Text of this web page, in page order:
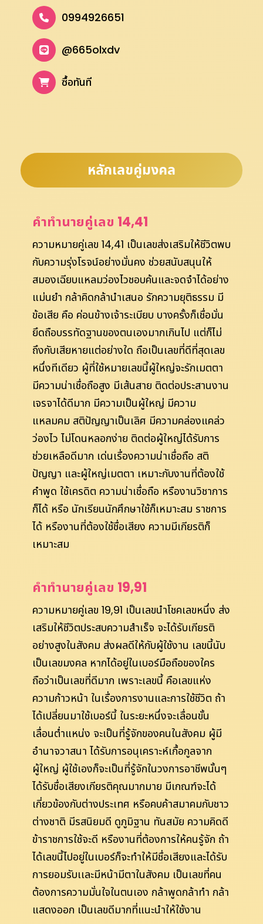
0994926651
@665olxdv
ซื้อทันที
หลักเลขคู่มงคล
คำทำนายคู่เลข 14,41
ความหมายคู่เลข 14,41 เป็นเลขส่งเสริมให้ชีวิตพบ
กับความรุ่งโรจน์อย่างมั่นคง ช่วยสนับสนุนให้
สมองเฉียบแหลมว่องไวชอบค้นและจดจำได้อย่าง
แม่นยำ กล้าคิดกล้านำเสนอ รักความยุติธรรม มี
ข้อเสีย คือ ค่อนข้างเจ้าระเบียบ บางครั้งก็เชื่อมั่น
ยึดถือบรรทัดฐานของตนเองมากเกินไป แต่ก็ไม่
ถึงกับเสียหายแต่อย่างใด ถือเป็นเลขที่ดีที่สุดเลข
หนึ่งทีเดียว ผู้ที่ใช้หมายเลขนี้ผู้ใหญ่จะรักเมตตา
มีความน่าเชื่อถือสูง มีเส้นสาย ติดต่อประสานงาน
เจรจาได้ดีมาก มีความเป็นผู้ใหญ่ มีความ
แหลมคม สติปัญญาเป็นเลิศ มีความคล่องแคล่ว
ว่องไว ไม่โดนหลอกง่าย ติดต่อผู้ใหญ่ได้รับการ
ช่วยเหลือดีมาก เด่นเรื่องความน่าเชื่อถือ สติ
ปัญญา และผู้ใหญ่เมตตา เหมาะกับงานที่ต้องใช้
คำพูด ใช้เครดิต ความน่าเชื่อถือ หรืองานวิชาการ
ก็ได้ หรือ นักเรียนนักศึกษาใช้ก็เหมาะสม ราชการ
ได้ หรืองานที่ต้องใช้ชื่อเสียง ความมีเกียรติก็
เหมาะสม
คำทำนายคู่เลข 19,91
ความหมายคู่เลข 19,91 เป็นเลขนำโชคเลขหนึ่ง ส่ง
เสริมให้ชีวิตประสบความสำเร็จ จะได้รับเกียรติ
อย่างสูงในสังคม ส่งผลดีให้กับผู้ใช้งาน เลขนี้นับ
เป็นเลขมงคล หากได้อยู่ในเบอร์มือถือของใคร
ถือว่าเป็นเลขที่ดีมาก เพราะเลขนี้ คือเลขแห่ง
ความก้าวหน้า ในเรื่องการงานและการใช้ชีวิต ถ้า
ได้เปลี่ยนมาใช้เบอร์นี้ ในระยะหนึ่งจะเลื่อนขั้น
เลื่อนต่ำแหน่ง จะเป็นที่รู้จักของคนในสังคม ผู้มี
อำนาจวาสนา ได้รับการอนุเคราะห์เกื้อกูลจาก
ผู้ใหญ่ ผู้ใช้เองก็จะเป็นที่รู้จักในวงการอาชีพนั้นๆ
ได้รับชื่อเสียงเกียรติคุณมากมาย มีเกณฑ์จะได้
เกี่ยวข้องกับต่างประเทศ หรือคบค้าสมาคมกับชาว
ต่างชาติ มีรสนิยมดี ดูภูมิฐาน ทันสมัย ความคิดดี
ข้าราชการใช้จะดี หรืองานที่ต้องการให้คนรู้จัก ถ้า
ได้เลขนี้ไปอยู่ในเบอร์ก็จะทำให้มีชื่อเสียงและได้รับ
การยอมรับเเละมีหน้ามีตาในสังคม เป็นเลขที่คน
ต้องการความมั่นใจในตนเอง กล้าพูดกล้าทำ กล้า
แสดงออก เป็นเลขดีมากที่แนะนำให้ใช้งาน